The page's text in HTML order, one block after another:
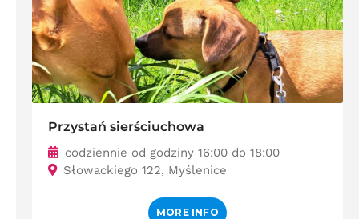
Przystań sierściuchowa
codziennie od godziny 16:00 do 18:00
Słowackiego 122, Myślenice
MORE INFO